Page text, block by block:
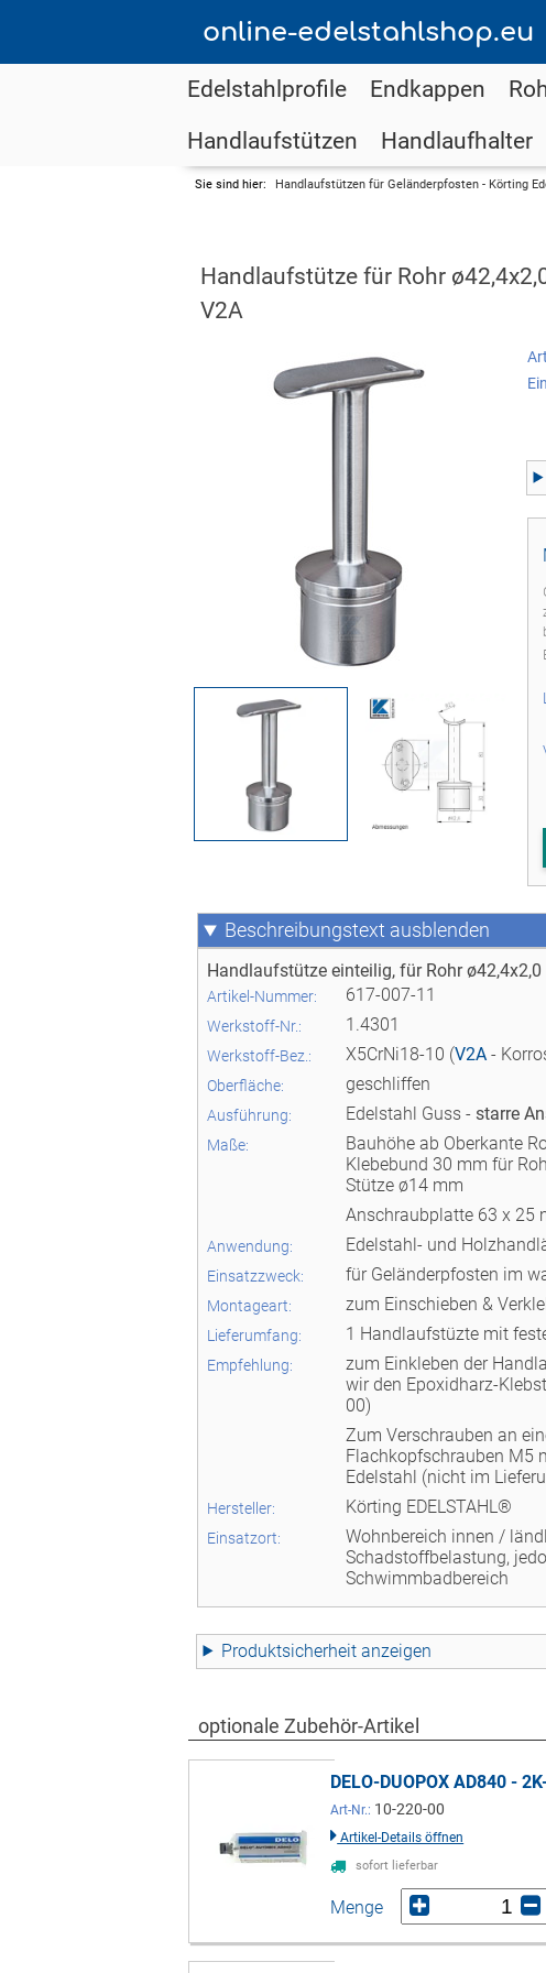
online-edelstahlshop.eu
Edelstahlprofile Endkappen
Handlaufstützen
Handlaufhalter
Sie sind hier: Handlaufstützen für Geländerpfosten - Körting
Handlaufstütze für Rohr
V2A
Beschreibungstext
Handlaufstütze einteilig, für Rohr
Artikel-Nummer: 617-007-11
Werkstoff-Nr.: 1.4301
Werkstoff-Bez.: X5CrNi18-10 (V2A -
Oberfläche: geschliffen
Ausführung: Edelstahl Guss -starre
Maße:
Bauhöhe ab Oberkante
Klebebund 30 mm für
Stütze ø14 mm
Anschraubplatte 63 x 25
Anwendung: Edelstahl- und
Einsatzzweck: für Geländerpfosten im
Montageart: zum Einschieben &
Lieferumfang: 1 Handlaufstüzte mit
Empfehlung:
zum Einkleben der
wir den Epoxidharz-
00)
Zum Verschrauben an
Flachkopfschrauben M5
Edelstahl (nicht im
Hersteller: Körting EDELSTAHL®
Einsatzort:
Wohnbereich innen /
Schadstoffbelastung,
Schwimmbadbereich
Produktsicherheit
optionale Zubehör-Artikel
DELO-DUOPOX AD840 -
Art-Nr.: 10-220-00
Artikel-Details öffnen
sofort lieferbar
Menge